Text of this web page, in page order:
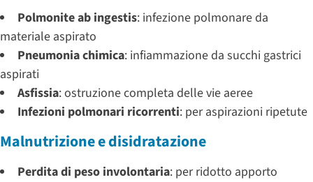
Polmonite ab ingestis: infezione polmonare da
materiale aspirato
Pneumonia chimica: infiammazione da succhi gastrici
aspirati
Asfissia: ostruzione completa delle vie aeree
Infezioni polmonari ricorrenti: per aspirazioni ripetute
Malnutrizione e disidratazione
Perdita di peso involontaria: per ridotto apporto